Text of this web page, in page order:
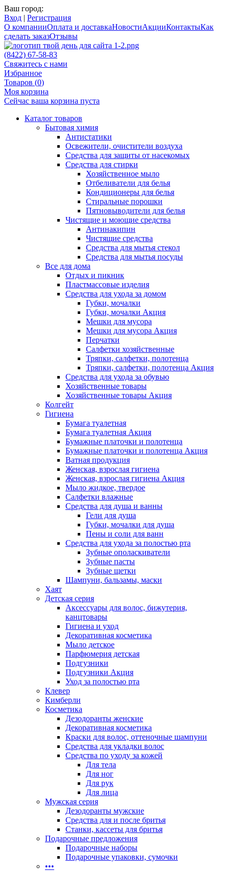
Ваш город:
Вход | Регистрация
О компанииОплата и доставкаНовостиАкцииКонтактыКак
сделать заказОтзывы
(8422) 67-58-83
Свяжитесь с нами
Избранное
Товаров (0)
Моя корзина
Сейчас ваша корзина пуста
Каталог товаров
Бытовая химия
Антистатики
Освежители, очистители воздуха
Средства для защиты от насекомых
Средства для стирки
Хозяйственное мыло
Отбеливатели для белья
Кондиционеры для белья
Стиральные порошки
Пятновыводители для белья
Чистящие и моющие средства
Антинакипин
Чистящие средства
Средства для мытья стекол
Средства для мытья посуды
Все для дома
Отдых и пикник
Пластмассовые изделия
Средства для ухода за домом
Губки, мочалки
Губки, мочалки Акция
Мешки для мусора
Мешки для мусора Акция
Перчатки
Салфетки хозяйственные
Тряпки, салфетки, полотенца
Тряпки, салфетки, полотенца Акция
Средства для ухода за обувью
Хозяйственные товары
Хозяйственные товары Акция
Колгейт
Гигиена
Бумага туалетная
Бумага туалетная Акция
Бумажные платочки и полотенца
Бумажные платочки и полотенца Акция
Ватная продукция
Женская, взрослая гигиена
Женская, взрослая гигиена Акция
Мыло жидкое, твердое
Салфетки влажные
Средства для душа и ванны
Гели для душа
Губки, мочалки для душа
Пены и соли для ванн
Средства для ухода за полостью рта
Зубные ополаскиватели
Зубные пасты
Зубные щетки
Шампуни, бальзамы, маски
Хаят
Детская серия
Аксессуары для волос, бижутерия,
канцтовары
Гигиена и уход
Декоративная косметика
Мыло детское
Парфюмерия детская
Подгузники
Подгузники Акция
Уход за полостью рта
Клевер
Кимберли
Косметика
Дезодоранты женские
Декоративная косметика
Краски для волос, оттеночные шампуни
Средства для укладки волос
Средства по уходу за кожей
Для тела
Для ног
Для рук
Для лица
Мужская серия
Дезодоранты мужские
Средства для и после бритья
Станки, кассеты для бритья
Подарочные предложения
Подарочные наборы
Подарочные упаковки, сумочки
•••